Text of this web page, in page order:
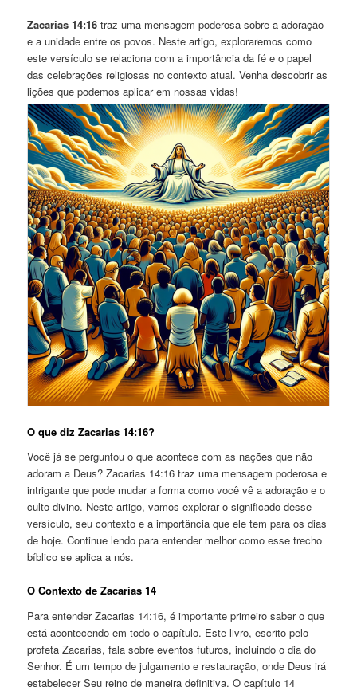
Zacarias 14:16 traz uma mensagem poderosa sobre a adoração
e a unidade entre os povos. Neste artigo, exploraremos como
este versículo se relaciona com a importância da fé e o papel
das celebrações religiosas no contexto atual. Venha descobrir as
lições que podemos aplicar em nossas vidas!
O que diz Zacarias 14:16?
Você já se perguntou o que acontece com as nações que não
adoram a Deus? Zacarias 14:16 traz uma mensagem poderosa e
intrigante que pode mudar a forma como você vê a adoração e o
culto divino. Neste artigo, vamos explorar o significado desse
versículo, seu contexto e a importância que ele tem para os dias
de hoje. Continue lendo para entender melhor como esse trecho
bíblico se aplica a nós.
O Contexto de Zacarias 14
Para entender Zacarias 14:16, é importante primeiro saber o que
está acontecendo em todo o capítulo. Este livro, escrito pelo
profeta Zacarias, fala sobre eventos futuros, incluindo o dia do
Senhor. É um tempo de julgamento e restauração, onde Deus irá
estabelecer Seu reino de maneira definitiva. O capítulo 14